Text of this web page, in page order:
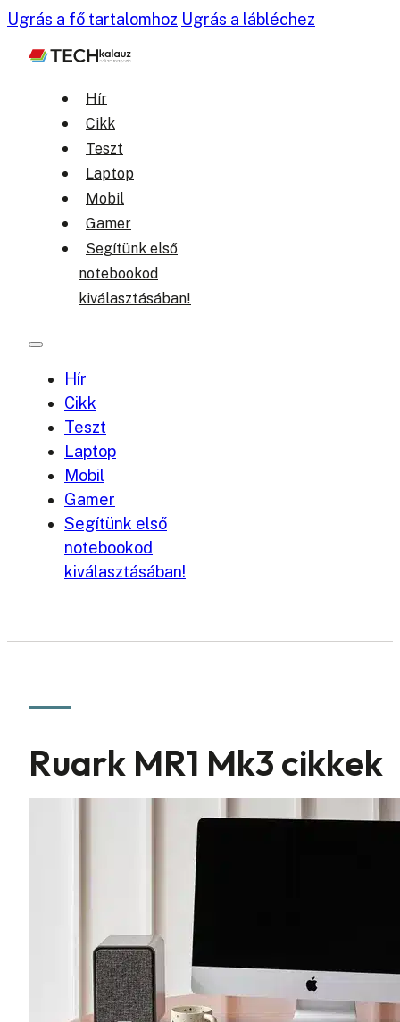
Ugrás a fő tartalomhoz Ugrás a lábléchez
Hír
Cikk
Teszt
Laptop
Mobil
Gamer
Segítünk első
notebookod
kiválasztásában!
Hír
Cikk
Teszt
Laptop
Mobil
Gamer
Segítünk első
notebookod
kiválasztásában!
Ruark MR1 Mk3 cikkek